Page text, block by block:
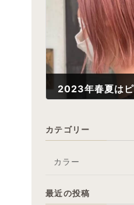
カテゴリー
カラー
最近の投稿